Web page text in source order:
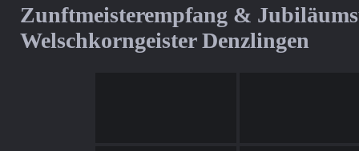
Zunftmeisterempfang &
Welschkorngeister Denzlingen